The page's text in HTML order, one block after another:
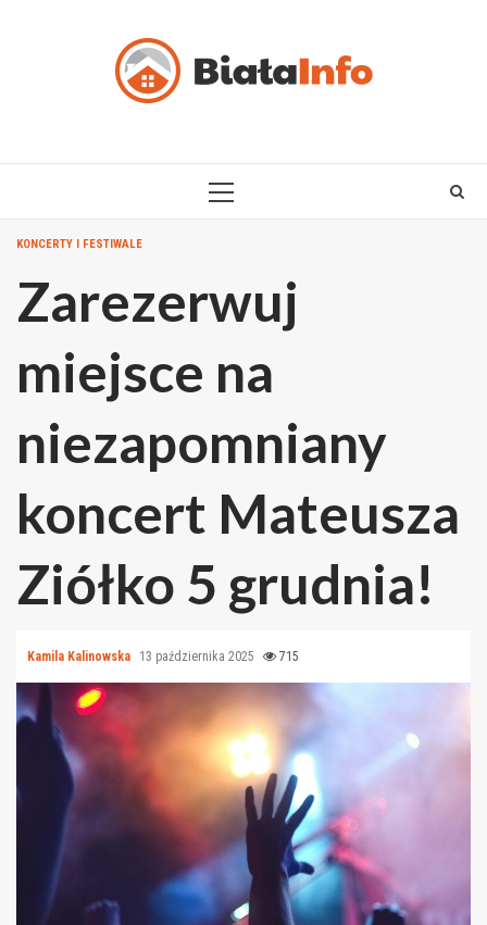
PRIMARY
KONCERTY I FESTIWALE
Zarezerwuj
miejsce na
niezapomniany
koncert Mateusza
Ziółko 5 grudnia!
Kamila Kalinowska 13 października 2025 715